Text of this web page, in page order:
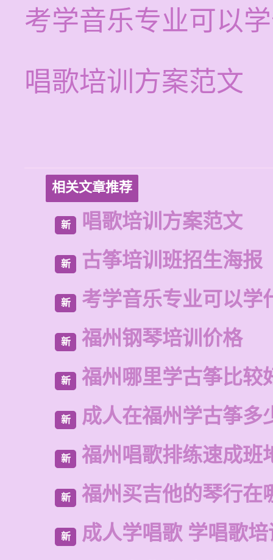
考学音乐专业可以
唱歌培训方案范文
相关文章推荐
新 唱歌培训方案范文
新 古筝培训班招生海报
新 考学音乐专业可以学
新 福州钢琴培训价格
新 福州哪里学古筝比较
新 成人在福州学古筝多
新 福州唱歌排练速成班
新 福州买吉他的琴行在
新 成人学唱歌 学唱歌